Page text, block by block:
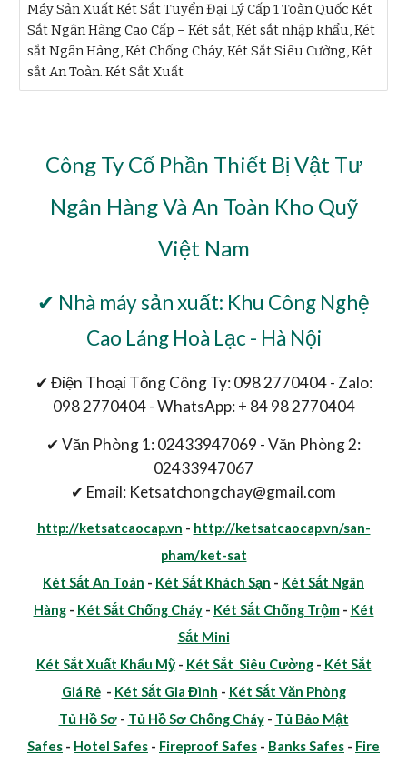
Máy Sản Xuất Két Sắt Tuyển Đại Lý Cấp 1 Toàn Quốc Két
Sắt Ngân Hàng Cao Cấp – Két sắt, Két sắt nhập khẩu, Két
sắt Ngân Hàng, Két Chống Cháy, Két Sắt Siêu Cường, Két
sắt An Toàn. Két Sắt Xuất
Công Ty Cổ Phần Thiết Bị Vật Tư
Ngân Hàng Và An Toàn Kho Quỹ
Việt Nam
✔ Nhà máy sản xuất: Khu Công Nghệ
Cao Láng Hoà Lạc - Hà Nội
✔ Điện Thoại Tổng Công Ty: 098 2770404 - Zalo:
098 2770404 - WhatsApp: + 84 98 2770404
✔ Văn Phòng 1: 02433947069 - Văn Phòng 2:
02433947067
✔ Email: Ketsatchongchay@gmail.com
http://ketsatcaocap.vn - http://ketsatcaocap.vn/san-
pham/ket-sat
Két Sắt An Toàn - Két Sắt Khách Sạn - Két Sắt Ngân
Hàng- Két Sắt Chống Cháy- Két Sắt Chống Trộm- Két
Sắt Mini
Két Sắt Xuất Khẩu Mỹ- Két Sắt Siêu Cường- Két Sắt
Giá Rẻ- Két Sắt Gia Đình - Két Sắt Văn Phòng
Tủ Hồ Sơ- Tủ Hồ Sơ Chống Cháy- Tủ Bảo Mật
Safes - Hotel Safes - Fireproof Safes - Banks Safes - Fire